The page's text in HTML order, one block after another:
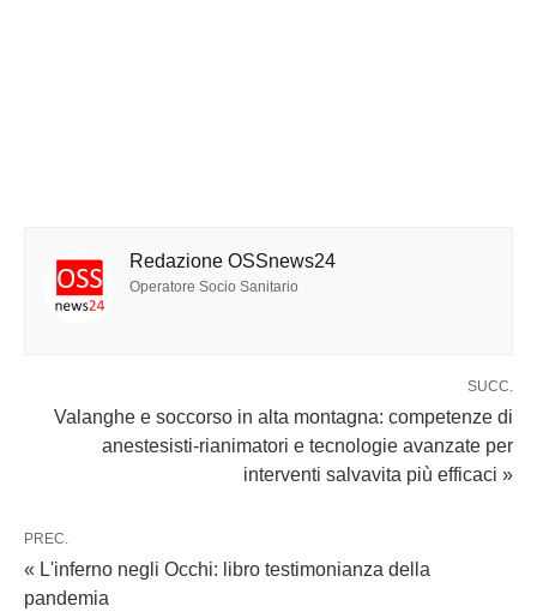
Redazione OSSnews24
Operatore Socio Sanitario
SUCC.
Valanghe e soccorso in alta montagna: competenze di
anestesisti-rianimatori e tecnologie avanzate per
interventi salvavita più efficaci »
PREC.
« L'inferno negli Occhi: libro testimonianza della
pandemia